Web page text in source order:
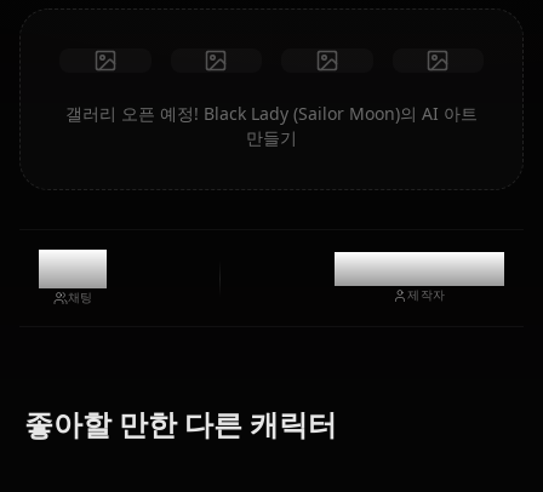
갤러리 오픈 예정! Black Lady (Sailor Moon)의 AI 아트
만들기
3.5k
채팅
@casualwaifus
제작자
좋아할 만한 다른 캐릭터
Tsukino